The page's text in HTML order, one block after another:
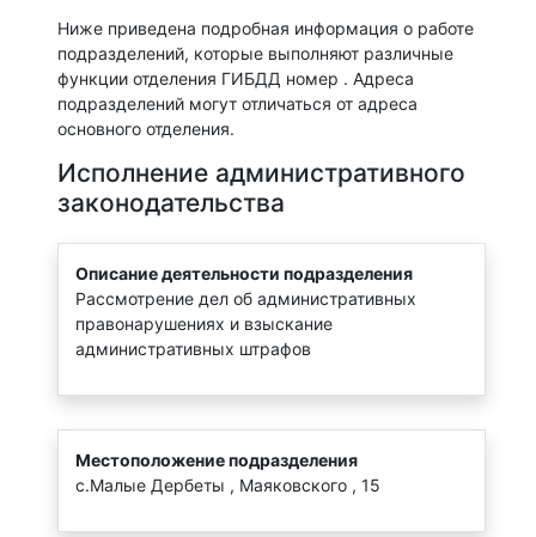
Ниже приведена подробная информация о работе
подразделений, которые выполняют различные
функции отделения ГИБДД номер . Адреса
подразделений могут отличаться от адреса
основного отделения.
Исполнение административного
законодательства
Описание деятельности подразделения
Рассмотрение дел об административных
правонарушениях и взыскание
административных штрафов
Местоположение подразделения
с.Малые Дербеты , Маяковского , 15